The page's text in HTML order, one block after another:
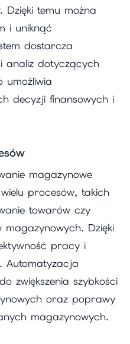
Dzięki temu można
i uniknąć
dostarcza
analiz dotyczących
umożliwia
decyzji finansowych i
magazynowe
procesów, takich
towarów czy
magazynowych. Dzięki
pracy i
Automatyzacja
zwiększenia szybkości
oraz poprawy
magazynowych.